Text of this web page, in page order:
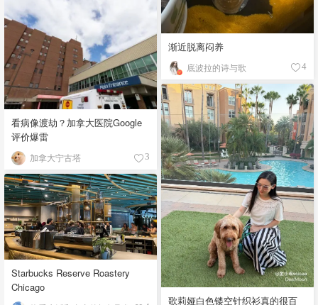
渐近脱离闷养
底波拉的诗与歌 4
看病像渡劫？加拿大医院Google
评价爆雷
加拿大宁古塔 3
歌莉娅白色镂空针织衫真的很百
Starbucks Reserve Roastery
Chicago